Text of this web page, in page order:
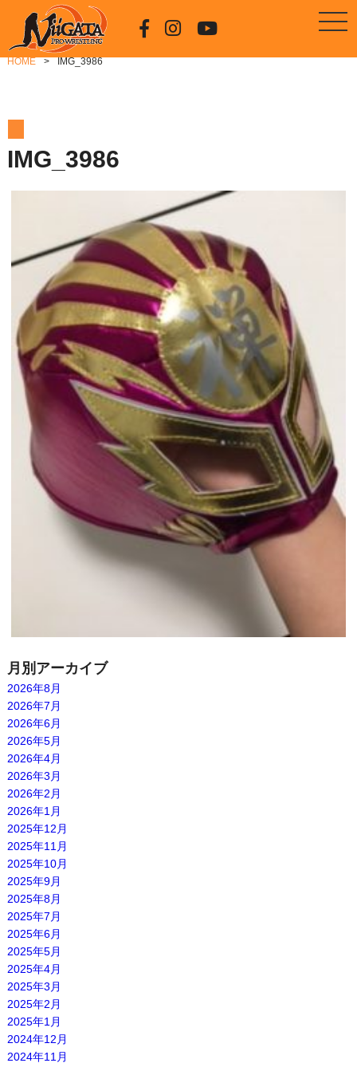
HOME IMG_3986
IMG_3986
月別アーカイブ
2026年8月
2026年7月
2026年6月
2026年5月
2026年4月
2026年3月
2026年2月
2026年1月
2025年12月
2025年11月
2025年10月
2025年9月
2025年8月
2025年7月
2025年6月
2025年5月
2025年4月
2025年3月
2025年2月
2025年1月
2024年12月
2024年11月